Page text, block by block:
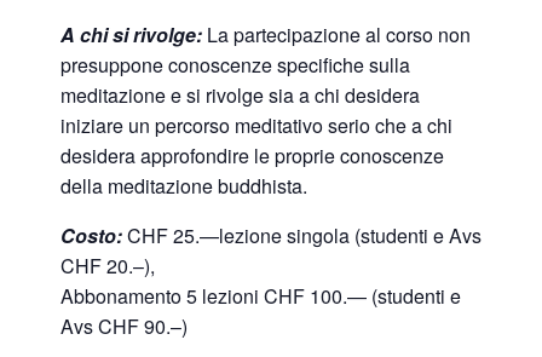
A chi si rivolge: La partecipazione al corso non
presuppone conoscenze specifiche sulla
meditazione e si rivolge sia a chi desidera
iniziare un percorso meditativo serio che a chi
desidera approfondire le proprie conoscenze
della meditazione buddhista.
Costo:CHF 25.—lezione singola (studenti e Avs
CHF 20.–),
Abbonamento 5 lezioni CHF 100.— (studenti e
Avs CHF 90.–)